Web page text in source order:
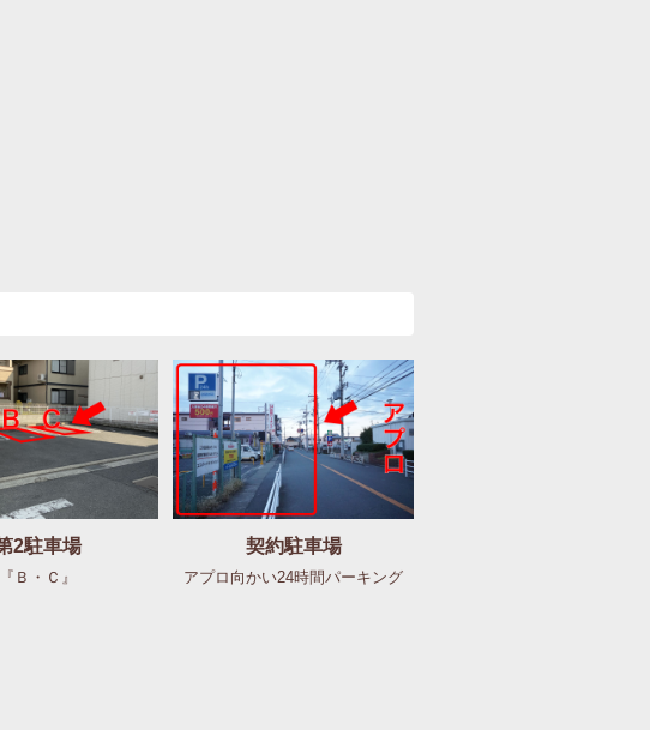
2駐車場
『Ｂ・Ｃ』
契約駐車場
アプロ向かい24時間パーキング